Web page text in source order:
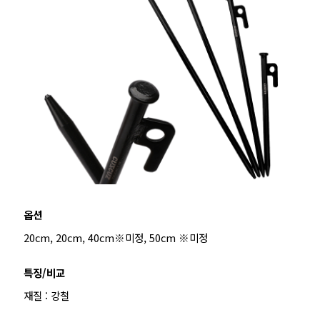
옵션
20cm, 20cm, 40cm※미정, 50cm ※미정
특징/비교
재질 : 강철